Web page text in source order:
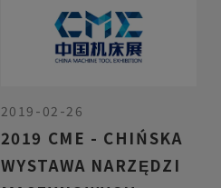
2019-02-26
2019 CME - CHIŃSKA
WYSTAWA NARZĘDZI